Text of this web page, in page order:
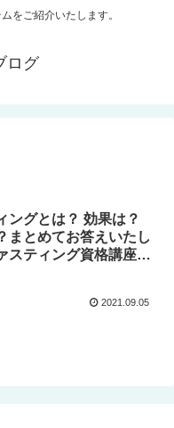
をご紹介いたします。
ログ
ングとは？ 効果は？
まとめてお答えいたし
スティング資格講座の
2021.09.05